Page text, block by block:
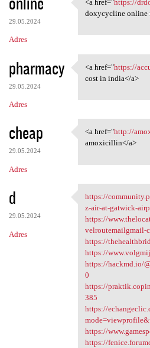
29.05.2024
Adres
<a href="https:/
<a href="https://
doxycycline online
pharmacy
29.05.2024
Adres
<a
<a href="https://
cost in india</a>
cheap
29.05.2024
Adres
<a href="http://
<a href="http://
amoxicillin</a>
d
29.05.2024
Adres
https://
https://
z-air-at-gatwick-
https://
velroutemailgmail-
https://
https://
https://hackmd.io/
0
https://
385
https://
https://
https://